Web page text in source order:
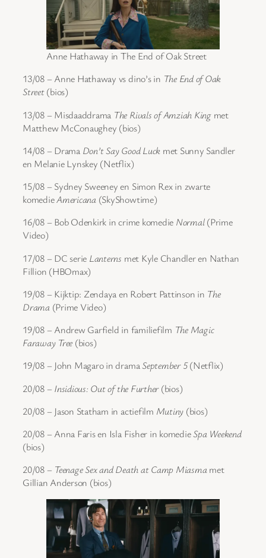
Anne Hathaway in The End of Oak Street
13/08 – Anne Hathaway vs dino’s in The End of Oak
Street(bios)
13/08 – Misdaaddrama The Rivals of Amziah Kingmet
Matthew McConaughey (bios)
14/08 – Drama Don’t Say Good Luck met Sunny Sandler
en Melanie Lynskey (Netflix)
15/08 – Sydney Sweeney en Simon Rex in zwarte
komedieAmericana(SkyShowtime)
16/08 – Bob Odenkirk in crime komedie Normal(Prime
Video)
17/08 – DC serie Lanterns met Kyle Chandler en Nathan
Fillion (HBOmax)
19/08 – Kijktip: Zendaya en Robert Pattinson in The
Drama(Prime Video)
19/08 – Andrew Garfield in familiefilm The Magic
Faraway Tree (bios)
19/08 – John Magaro in dramaSeptember 5(Netflix)
20/08 – Insidious: Out of the Further(bios)
20/08 – Jason Statham in actiefilm Mutiny (bios)
20/08 – Anna Faris en Isla Fisher in komedieSpa Weekend
(bios)
20/08 – Teenage Sex and Death at Camp Miasmamet
Gillian Anderson (bios)